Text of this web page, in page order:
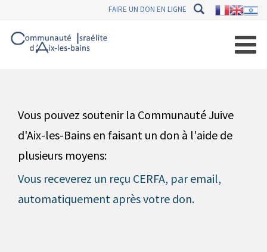
FAIRE UN DON EN LIGNE
Vous pouvez soutenir la Communauté Juive
d'Aix-les-Bains en faisant un don à l'aide de
plusieurs moyens:
Vous receverez un reçu CERFA, par email,
automatiquement après votre don.